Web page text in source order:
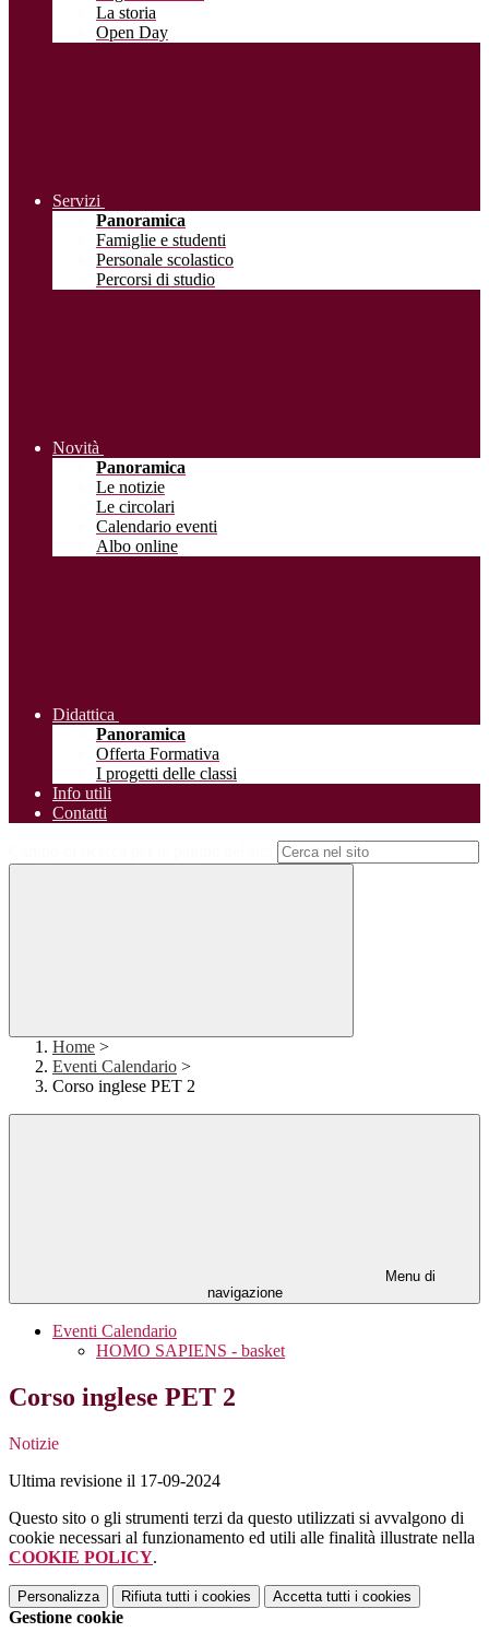
La storia
Open Day
Servizi
Panoramica
Famiglie e studenti
Personale scolastico
Percorsi di studio
Novità
Panoramica
Le notizie
Le circolari
Calendario eventi
Albo online
Didattica
Panoramica
Offerta Formativa
I progetti delle classi
Info utili
Contatti
Home >
Eventi Calendario >
Corso inglese PET 2
Menu di
navigazione
Eventi Calendario
HOMO SAPIENS - basket
Corso inglese PET 2
Notizie
Ultima revisione il 17-09-2024
Questo sito o gli strumenti terzi da questo utilizzati si avvalgono di
cookie necessari al funzionamento ed utili alle finalità illustrate nella
COOKIE POLICY.
Personalizza Rifiuta tutti i cookies Accetta tutti i cookies
Gestione cookie